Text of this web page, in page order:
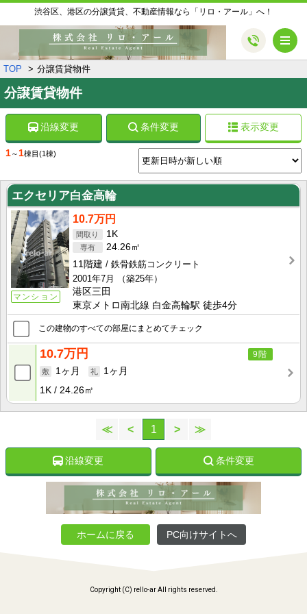
渋谷区、港区の分譲賃貸、不動産情報なら「リロ・アール」へ！
TOP 分譲賃貸物件
分譲賃貸物件
沿線変更 条件変更 表示変更
1～1棟目 (1棟)
エクセリア白金高輪
マンション
10.7万円
1K
24.26㎡
11階建
鉄骨鉄筋コンクリート
2001年7月
（築25年）
港区三田
東京メトロ南北線 白金高輪駅 徒歩4分
この建物のすべての部屋にまとめてチェック
9階
10.7万円
1ヶ月
1ヶ月
1K
24.26㎡
≪ < 1 > ≫
沿線変更 条件変更
ホームに戻る PC向けサイトへ
Copyright (C) rello-ar All rights reserved.